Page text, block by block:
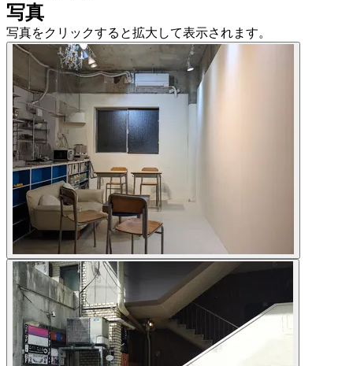
写真
写真をクリックすると拡大して表示されます。